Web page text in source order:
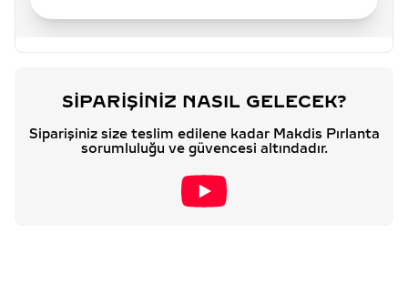
SIPARIŞINIZ NASIL GELECEK?
Siparişiniz size teslim edilene kadar Makdis Pırlanta
sorumluluğu ve güvencesi altındadır.